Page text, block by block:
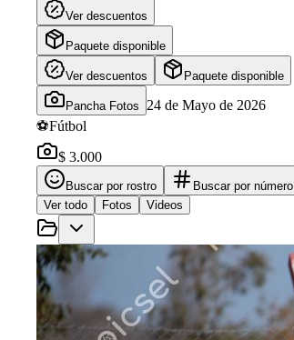
Ver descuentos
Paquete disponible
Ver descuentos Paquete disponible
Pancha Fotos
24 de Mayo de 2026
⚽Fútbol
$ 3.000
Buscar por rostro
Buscar por número
Ver todo
Fotos Videos